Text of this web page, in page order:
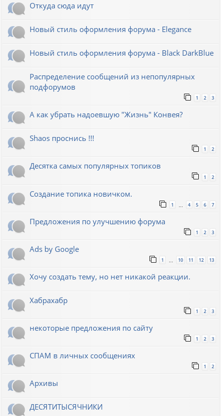
Откуда сюда идут
Новый стиль оформления форума - Elegance
Новый стиль оформления форума - Black DarkBlue
Распределение сообщений из непопулярных
подфорумов
1 2 3
А как убрать надоевшую "Жизнь" Конвея?
Shaos проснись !!!
1 2
Десятка самых популярных топиков
1 2
Создание топика новичком.
1 4 5 6 7
Предложения по улучшению форума
1 2 3
Ads by Google
1 10 11 12 13
Хочу создать тему, но нет никакой реакции.
Хабрахабр
1 2 3
некоторые предложения по сайту
1 2 3
СПАМ в личных сообщениях
1 2
Архивы
ДЕСЯТИТЫСЯЧНИКИ